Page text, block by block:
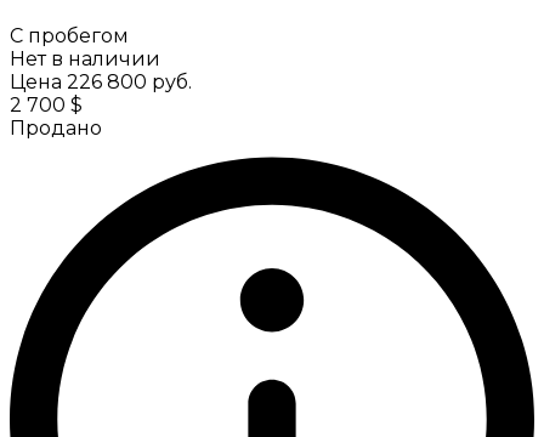
С пробегом
Нет в наличии
Цена 226 800 руб.
2 700 $
Продано